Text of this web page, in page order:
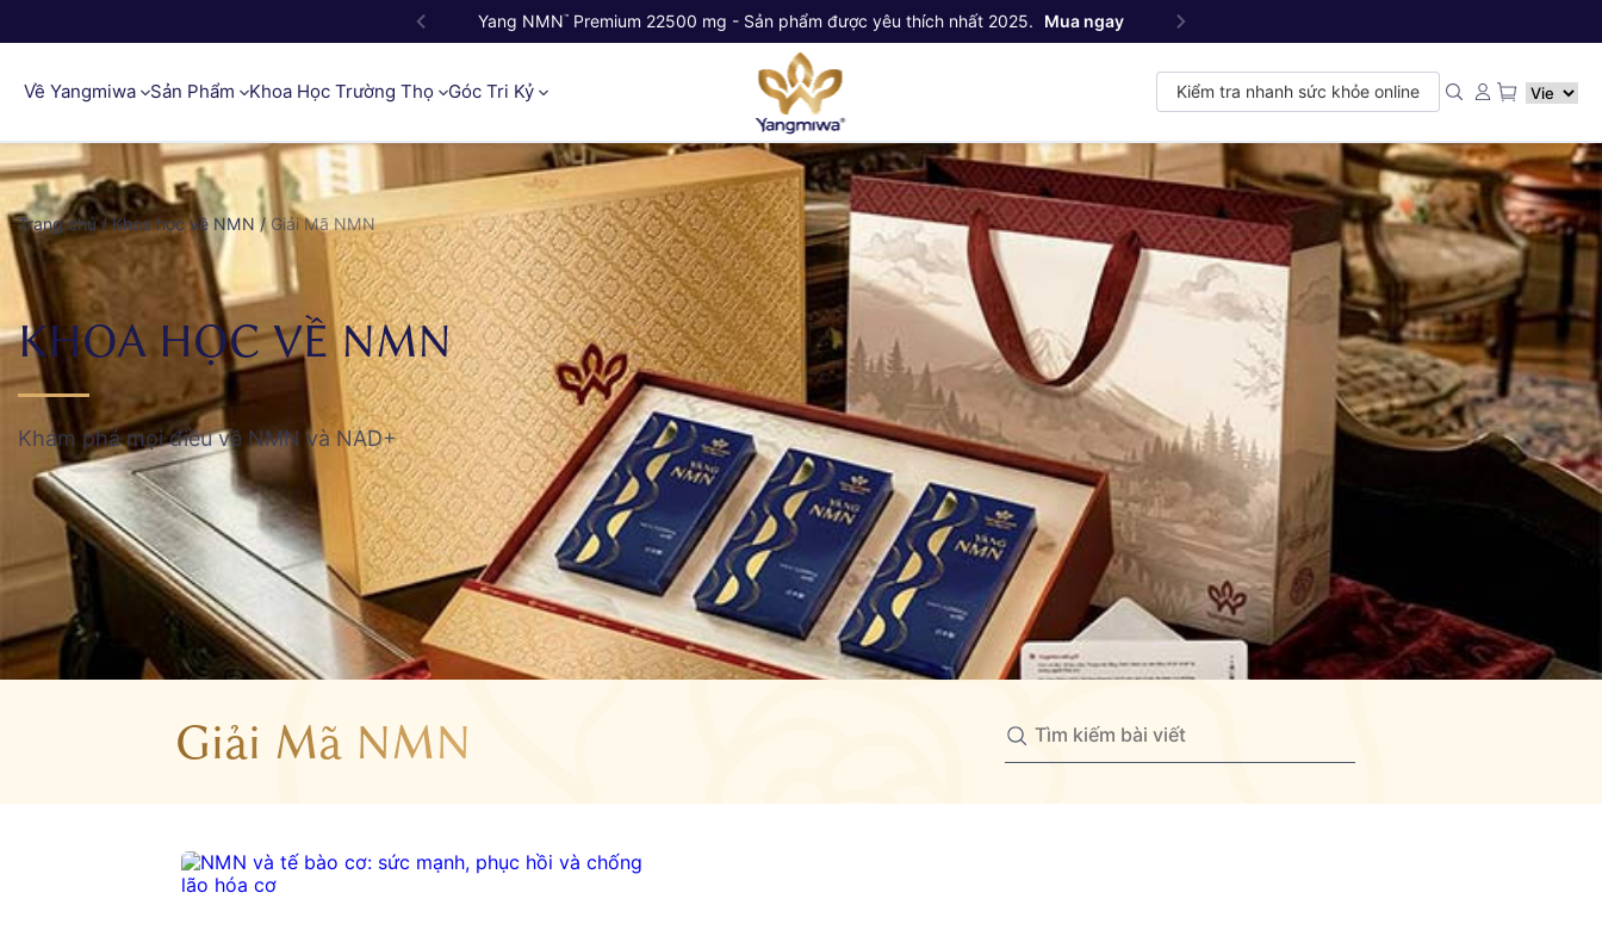
Yang NMN™ Premium 22500 mg - Sản phẩm được yêu thích nhất 2025. Mua ngay
Về Yangmiwa Sản Phẩm Khoa Học Trường Thọ Góc Tri Kỷ Kiểm tra nhanh sức khỏe online
Trang chủ / Khoa học về NMN / Giải Mã NMN
KHOA HỌC VỀ NMN
Khám phá mọi điều về NMN và NAD+
Giải Mã NMN